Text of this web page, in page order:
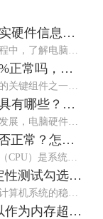
怎么查看电脑真实硬件信息，怎么查看电脑硬件内存
在日常使用电脑的过程中，了解电脑的硬件信息是解决问题、升级硬件或进行维护的关键步骤。通过查看电脑的真实硬件信息，我们可以了解处理器、内存、显卡等组件的详细信息，从而更好地了解电脑的性能和使用状况。接下来给大家介绍怎么查看电脑真实硬件信息，怎么查看电脑硬件内存。
显卡压力测试98%正常吗，显卡压力测试98还能用多久
显卡是计算机系统中的关键组件之一，负责处理图形和图像计算任务。在使用计算机过程中，用户可能会进行显卡压力测试，以评估其性能和稳定性。下面来给大家介绍显卡压力测试98%正常吗，显卡压力测试98还能用多久的内容。
电脑硬件检测工具有哪些？电脑硬件检测工具哪个好？
随着科学技术的迅速发展，电脑硬件也是处于日新月异的变化，为了充分发挥电脑的性能，我们通常需要使用专业的硬件检测工具。这些工具不仅可以帮助用户了解电脑硬件的状态，还能提供有效的优化建议。接下来给大家介绍电脑硬件检测工具有哪些，电脑硬件检测工具哪个好。
怎么测试CPU是否正常？怎么测试CPU性能？
计算机的中央处理器（CPU）是系统的心脏，对其性能的影响至关重要。因此，CPU能否正常运转是一个电脑系统工作的关键，下面给大家介绍怎么测试CPU是否正常，怎么测试CPU性能的具体内容。
AIDA64系统稳定性测试勾选哪几个？AIDA64系统稳定性测试要多久？
在当今数字化时代，计算机系统的稳定性对于用户体验和工作效率至关重要。AIDA64是一款强大的系统测试工具，通过其系统稳定性测试功能，用户能够全面评估计算机的性能和稳定性。而在进行AIDA64软件进行系统稳定性测试时，选择合适的项目十分重要，下面给大家介绍AIDA64系统稳定性测试勾选哪几个，AIDA64系统稳定性测试要多久的具体内容。
AIDA64跑分可以作为内存超频依据么 为什么内存跑分低